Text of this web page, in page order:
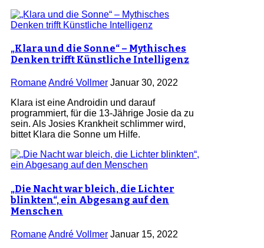
„Klara und die Sonne“ – Mythisches
Denken trifft Künstliche Intelligenz
RomaneAndré Vollmer Januar 30, 2022
Klara ist eine Androidin und darauf
programmiert, für die 13-Jährige Josie da zu
sein. Als Josies Krankheit schlimmer wird,
bittet Klara die Sonne um Hilfe.
„Die Nacht war bleich, die Lichter
blinkten“, ein Abgesang auf den
Menschen
RomaneAndré Vollmer Januar 15, 2022